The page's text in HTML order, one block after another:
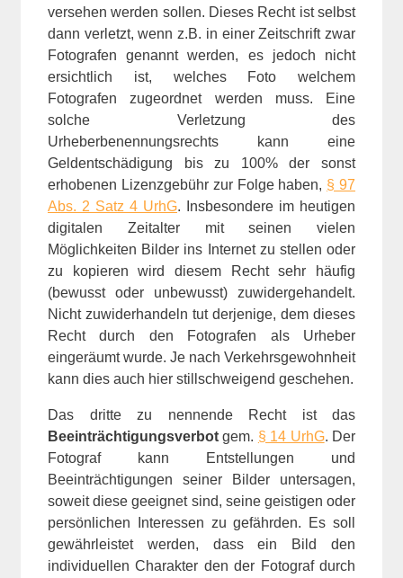
versehen werden sollen. Dieses Recht ist selbst
dann verletzt, wenn z.B. in einer Zeitschrift zwar
Fotografen genannt werden, es jedoch nicht
ersichtlich ist, welches Foto welchem
Fotografen zugeordnet werden muss. Eine
solche Verletzung des
Urheberbenennungsrechts kann eine
Geldentschädigung bis zu 100% der sonst
erhobenen Lizenzgebühr zur Folge haben, § 97
Abs. 2 Satz 4 UrhG. Insbesondere im heutigen
digitalen Zeitalter mit seinen vielen
Möglichkeiten Bilder ins Internet zu stellen oder
zu kopieren wird diesem Recht sehr häufig
(bewusst oder unbewusst) zuwidergehandelt.
Nicht zuwiderhandeln tut derjenige, dem dieses
Recht durch den Fotografen als Urheber
eingeräumt wurde. Je nach Verkehrsgewohnheit
kann dies auch hier stillschweigend geschehen.
Das dritte zu nennende Recht ist das
Beeinträchtigungsverbot gem. § 14 UrhG. Der
Fotograf kann Entstellungen und
Beeinträchtigungen seiner Bilder untersagen,
soweit diese geeignet sind, seine geistigen oder
persönlichen Interessen zu gefährden. Es soll
gewährleistet werden, dass ein Bild den
individuellen Charakter den der Fotograf durch